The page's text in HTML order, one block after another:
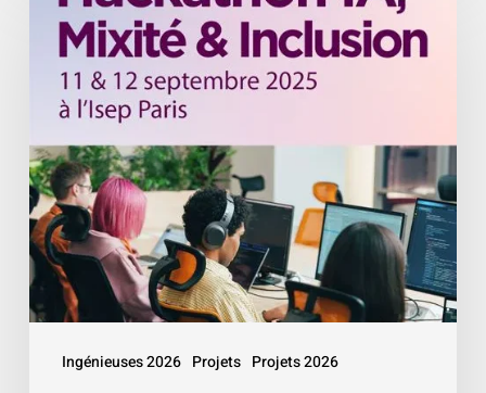
Ingénieuses 2026 Projets Projets 2026
Hackathon
Mixité
Inclusion
»
–
Isep